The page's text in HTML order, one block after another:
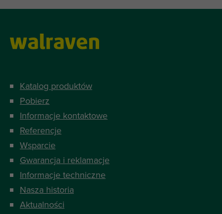
Katalog produktów
Pobierz
Informacje kontaktowe
Referencje
Wsparcie
Gwarancja i reklamacje
Informacje techniczne
Nasza historia
Aktualności